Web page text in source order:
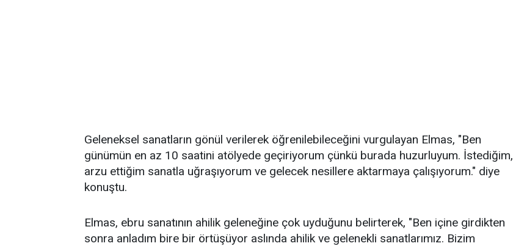
Geleneksel sanatların gönül verilerek öğrenilebileceğini vurgulayan Elmas, "Ben
günümün en az 10 saatini atölyede geçiriyorum çünkü burada huzurluyum. İstediğim,
arzu ettiğim sanatla uğraşıyorum ve gelecek nesillere aktarmaya çalışıyorum." diye
konuştu.
Elmas, ebru sanatının ahilik geleneğine çok uyduğunu belirterek, "Ben içine girdikten
sonra anladım bire bir örtüşüyor aslında ahilik ve gelenekli sanatlarımız. Bizim